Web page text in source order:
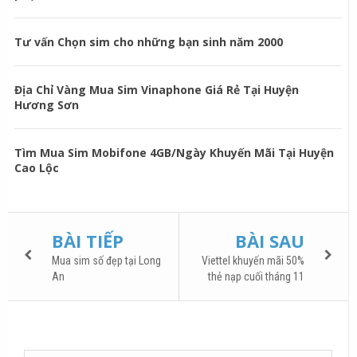
Tư vấn Chọn sim cho những bạn sinh năm 2000
Địa Chỉ Vàng Mua Sim Vinaphone Giá Rẻ Tại Huyện
Hương Sơn
Tìm Mua Sim Mobifone 4GB/Ngày Khuyến Mãi Tại Huyện
Cao Lộc
BÀI TIẾP
Mua sim số đẹp tại Long
An
BÀI SAU
Viettel khuyến mãi 50%
thẻ nạp cuối tháng 11